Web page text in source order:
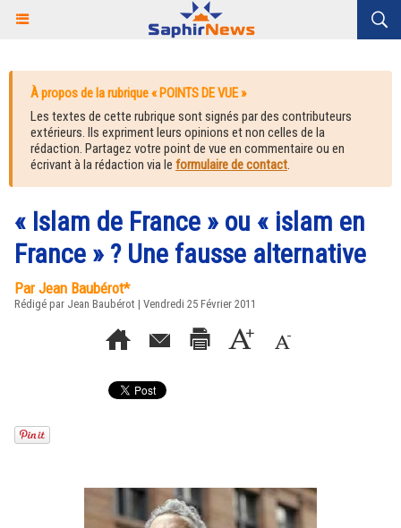
À propos de la rubrique « POINTS DE VUE »
Les textes de cette rubrique sont signés par des contributeurs
extérieurs. Ils expriment leurs opinions et non celles de la
rédaction. Partagez votre point de vue en commentaire ou en
écrivant à la rédaction via le formulaire de contact.
« Islam de France » ou « islam en
France » ? Une fausse alternative
Par Jean Baubérot*
Rédigé par Jean Baubérot | Vendredi 25 Février 2011